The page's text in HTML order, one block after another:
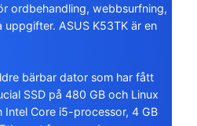
ordbehandling, webbsurfning,
ASUS K53TK är en
bärbar dator som har fått
SSD på 480 GB och Linux
Intel Core i5-processor, 4 GB